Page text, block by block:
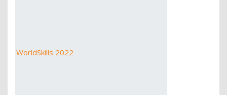
WorldSkills 2022